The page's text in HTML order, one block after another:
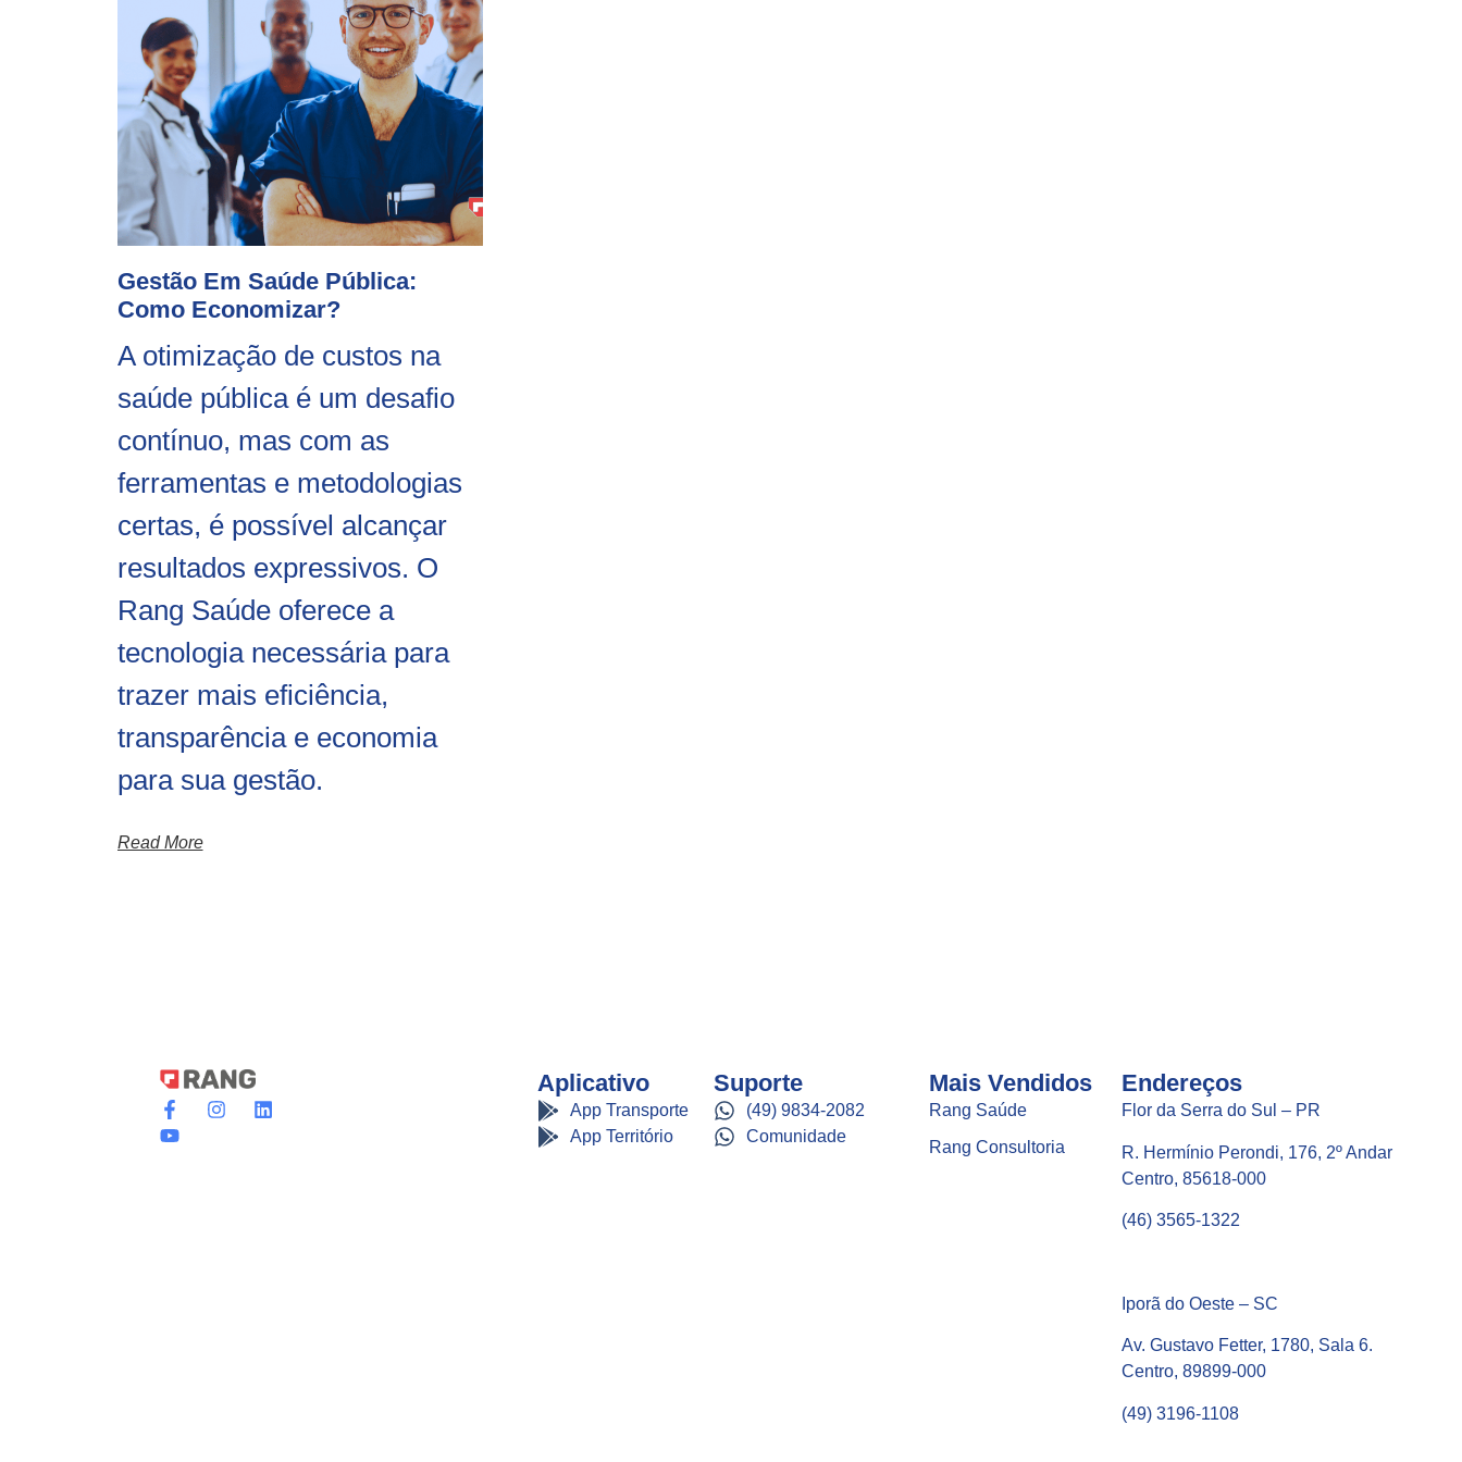
Gestão Em Saúde Pública:
Como Economizar?
A otimização de custos na
saúde pública é um desafio
contínuo, mas com as
ferramentas e metodologias
certas, é possível alcançar
resultados expressivos. O
Rang Saúde oferece a
tecnologia necessária para
trazer mais eficiência,
transparência e economia
para sua gestão.
Read More
Aplicativo
App Transporte
App Território
Suporte
(49) 9834-2082
Comunidade
Mais Vendidos
Rang Saúde
Rang Consultoria
Endereços
Flor da Serra do Sul – PR
R. Hermínio Perondi, 176, 2º Andar
Centro, 85618-000
(46) 3565-1322
Iporã do Oeste – SC
Av. Gustavo Fetter, 1780, Sala 6.
Centro, 89899-000
(49) 3196-1108